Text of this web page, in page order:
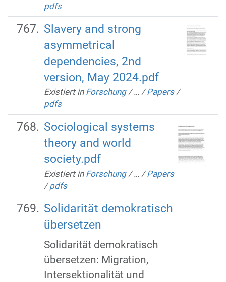
pdfs
Slavery and strong
asymmetrical
dependencies, 2nd
version, May 2024.pdf
Existiert in Forschung /… /Papers /
pdfs
Sociological systems
theory and world
society.pdf
Existiert in Forschung /… /Papers
/pdfs
Solidarität demokratisch
übersetzen
Solidarität demokratisch
übersetzen: Migration,
Intersektionalität und